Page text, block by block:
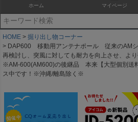
ホーム マイページ
HOME
掘り出し物コーナー
DAP600 移動用アンテナポール 従来のAMシ
再検討し、突風に対しても耐力を向上させ、よ
※AM-600(AM600)の後継品 本来【大型個別送
ス中です！※沖縄/離島除く※